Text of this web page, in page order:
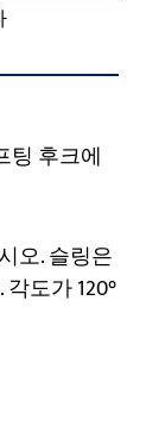
팅 후크에
오. 슬링은
도가 120°